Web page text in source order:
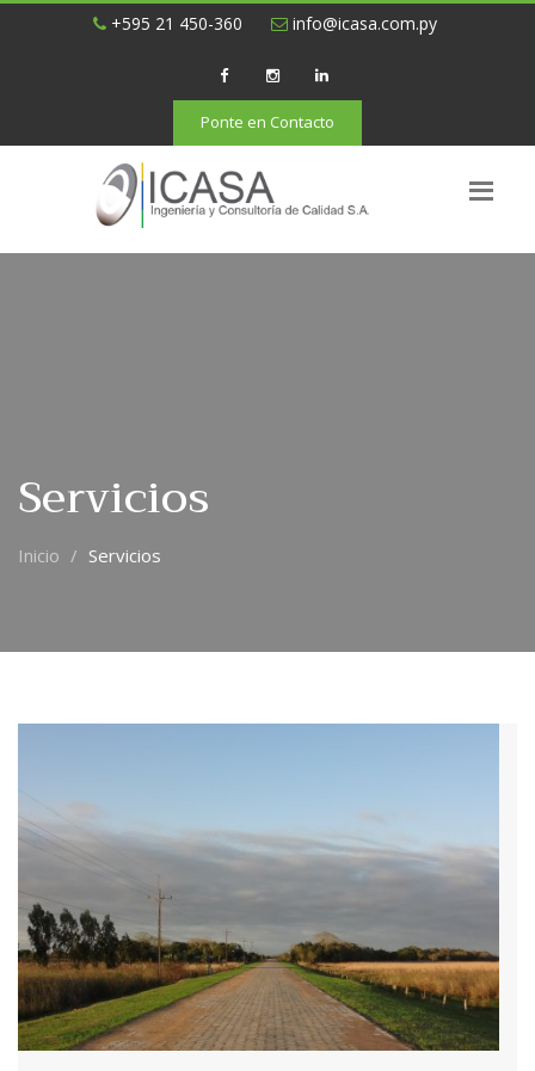
+595 21 450-360 info@icasa.com.py
Ponte en Contacto
Servicios
Inicio Servicios